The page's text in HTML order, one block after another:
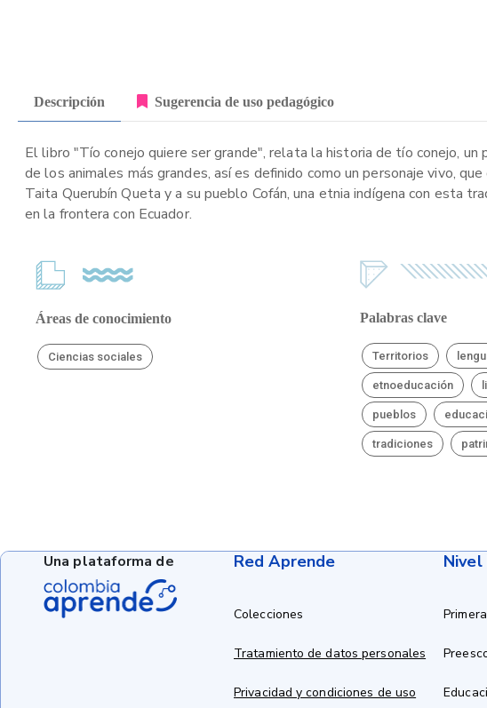
Descripción Sugerencia de uso pedagógico
El libro "Tío conejo quiere ser grande", relata la historia de tío conejo,
de los animales más grandes, así es definido como un personaje vivo,
Taita Querubín Queta y a su pueblo Cofán, una etnia indígena con esta
en la frontera con Ecuador.
Áreas de conocimiento
Ciencias sociales
Palabras clave
Territorios
etnoeducación
pueblos
tradiciones
Red Aprende
Colecciones
Tratamiento de datos personales
Privacidad y condiciones de uso
Nivel
Una plataforma de